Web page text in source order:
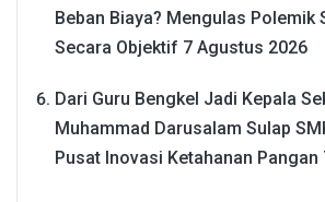
Beban Biaya? Mengulas Polemik
Secara Objektif 7 Agustus 2026
Dari Guru Bengkel Jadi Kepala
Muhammad Darusalam Sulap
Pusat Inovasi Ketahanan Pangan